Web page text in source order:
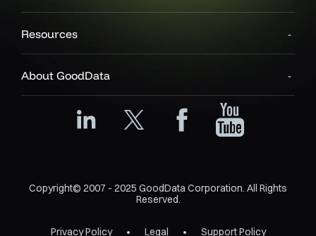
Resources
About GoodData
Copyright© 2007 - 2025 GoodData Corporation. All Rights
Reserved.
Privacy Policy Legal Support Policy